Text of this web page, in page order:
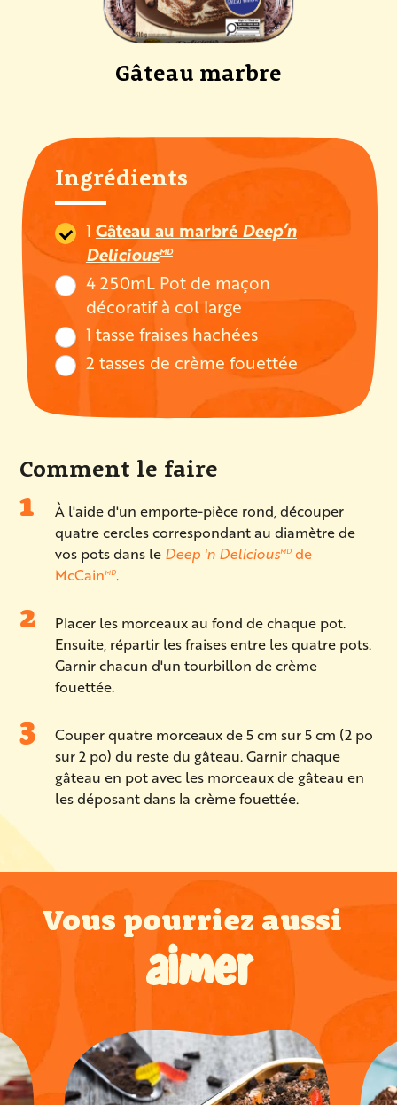
Gâteau marbre
Ingrédients
1 Gâteau au marbré Deep’n
DeliciousMD
4 250mL Pot de maçon
décoratif à col large
1 tasse fraises hachées
2 tasses de crème fouettée
Comment le faire
À l'aide d'un emporte-pièce rond, découper
quatre cercles correspondant au diamètre de
vos pots dans le Deep 'n DeliciousMD de
McCainMD.
Placer les morceaux au fond de chaque pot.
Ensuite, répartir les fraises entre les quatre pots.
Garnir chacun d'un tourbillon de crème
fouettée.
Couper quatre morceaux de 5 cm sur 5 cm (2 po
sur 2 po) du reste du gâteau. Garnir chaque
gâteau en pot avec les morceaux de gâteau en
les déposant dans la crème fouettée.
Vous pourriez aussi
aimer